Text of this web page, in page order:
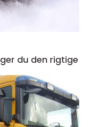
du den rigtige